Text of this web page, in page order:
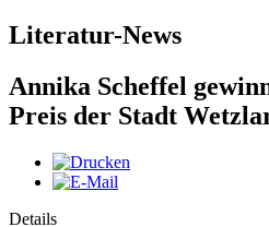
Literatur-News
Annika Scheffel
Preis der Stadt
Details